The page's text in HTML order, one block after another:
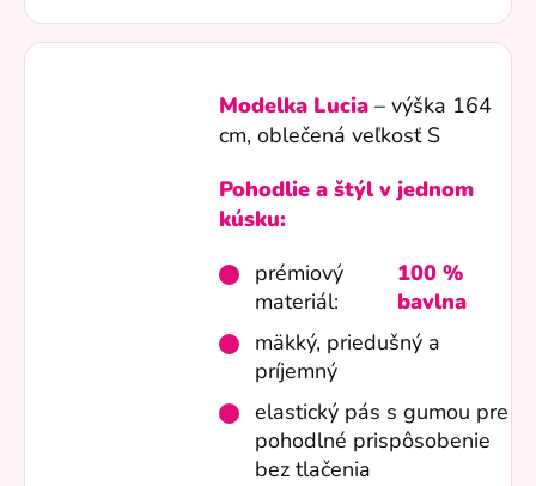
Modelka Lucia – výška 164
cm, oblečená veľkosť S
Pohodlie a štýl v jednom
kúsku:
prémiový
materiál:
100 %
bavlna
mäkký, priedušný a
príjemný
elastický pás s gumou pre
pohodlné prispôsobenie
bez tlačenia